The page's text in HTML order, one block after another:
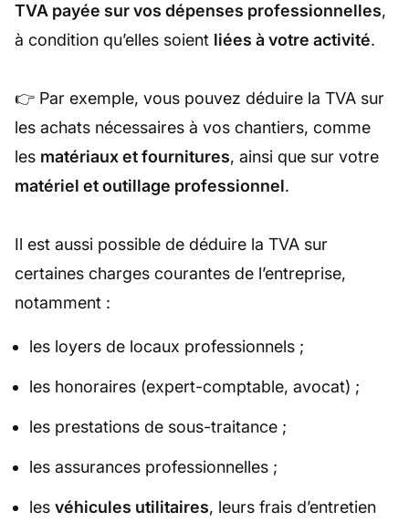
TVA payée sur vos dépenses professionnelles,
à condition qu’elles soient liées à votre activité.
👉 Par exemple, vous pouvez déduire la TVA sur
les achats nécessaires à vos chantiers, comme
les matériaux et fournitures, ainsi que sur votre
matériel et outillage professionnel.
Il est aussi possible de déduire la TVA sur
certaines charges courantes de l’entreprise,
notamment :
les loyers de locaux professionnels ;
les honoraires (expert-comptable, avocat) ;
les prestations de sous-traitance ;
les assurances professionnelles ;
les véhicules utilitaires, leurs frais d’entretien